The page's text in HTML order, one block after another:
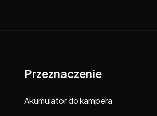
Przeznaczenie
Akumulator do kampera